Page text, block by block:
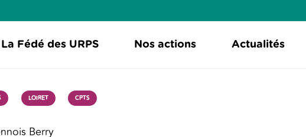
La Fédé des URPS Nos actions Actualités
LOIRET CPTS
Berry